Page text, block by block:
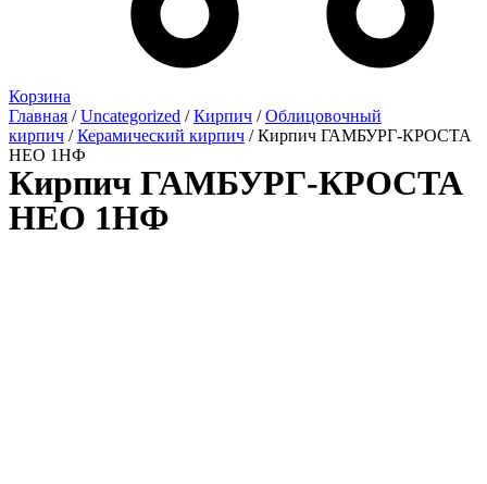
Корзина
Главная /Uncategorized /Кирпич /Облицовочный
кирпич /Керамический кирпич / Кирпич ГАМБУРГ-КРОСТА
НЕО 1НФ
Кирпич ГАМБУРГ-КРОСТА
НЕО 1НФ